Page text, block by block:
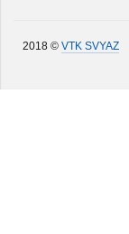
2018 © VTK SVYAZ